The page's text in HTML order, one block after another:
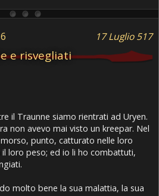
17 Luglio 517
e risvegliati
il Traunne siamo rientrati ad Uryen.
non avevo mai visto un kreepar. Nel
punto, catturato nelle loro
loro peso; ed io li ho combattuti,
molto bene la sua malattia, la sua